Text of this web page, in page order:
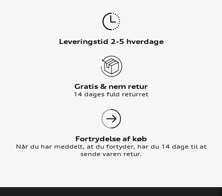
Leveringstid 2-5 hverdage
Gratis & nem retur
14 dages fuld returret
Fortrydelse af køb
Når du har meddelt, at du fortyder, har du 14 dage til at
sende varen retur.